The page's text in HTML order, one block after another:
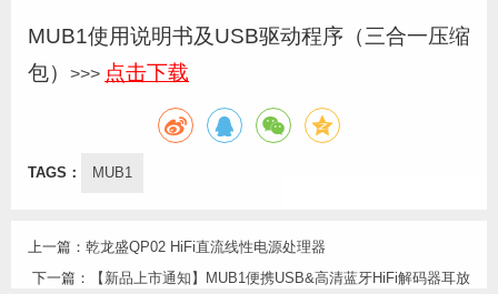
MUB1使用说明书及USB驱动程序（三合一压缩
包）
>>> 点击下载
TAGS： MUB1
上一篇： 乾龙盛QP02 HiFi直流线性电源处理器
下一篇：
【新品上市通知】MUB1便携USB&高清蓝牙HiFi解码器耳放